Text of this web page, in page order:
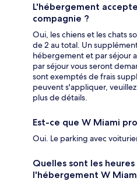
L'hébergement
compagnie ?
Oui, les chiens et les chats
de 2 au total. Un
hébergement et par séjour
par séjour vous seront
sont exemptés de frais
peuvent s'appliquer,
plus de détails.
Est-ce que W Miami
Oui. Le parking avec
Quelles sont les
l'hébergement W